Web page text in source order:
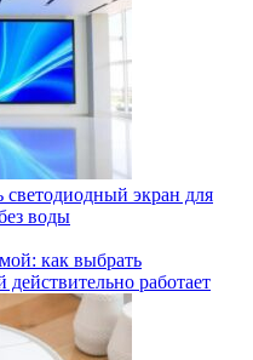
светодиодный экран для
воды
как выбрать
работает